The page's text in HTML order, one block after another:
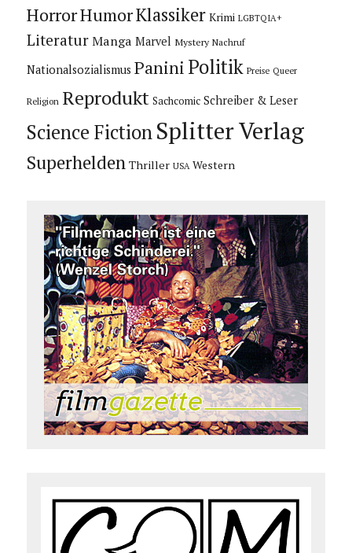
HorrorHumorKlassiker Krimi LGBTQIA+
Literatur Manga Marvel Mystery Nachruf
Nationalsozialismus Panini Politik Preise Queer
Religion Reprodukt Sachcomic Schreiber & Leser
Science Fiction Splitter Verlag
Superhelden Thriller USA Western